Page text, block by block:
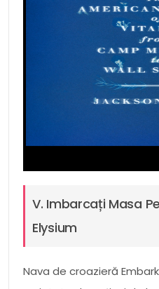
V. Imbarcați Masa
Elysium
Nava de croazieră